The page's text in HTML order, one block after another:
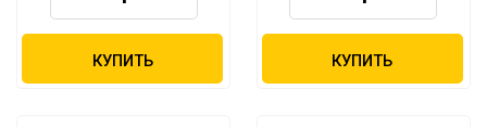
КУПИТЬ КУПИТЬ